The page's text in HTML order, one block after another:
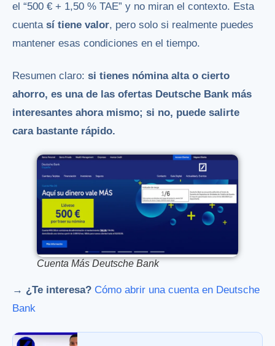
el “500 € + 1,50 % TAE” y no miran el contexto. Esta
cuenta sí tiene valor, pero solo si realmente puedes
mantener esas condiciones en el tiempo.
Resumen claro: si tienes nómina alta o cierto
ahorro, es una de las ofertas Deutsche Bank más
interesantes ahora mismo; si no, puede salirte
cara bastante rápido.
Cuenta Más Deutsche Bank
→ ¿Te interesa? Cómo abrir una cuenta en Deutsche
Bank